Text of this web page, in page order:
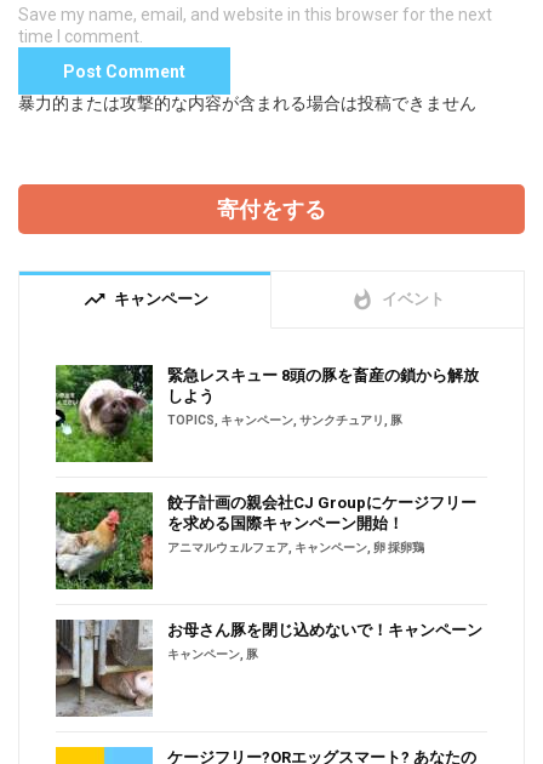
Save my name, email, and website in this browser for the next
time I comment.
暴力的または攻撃的な内容が含まれる場合は投稿できません
寄付をする
trending_up キャンペーン whatshot イベント
緊急レスキュー 8頭の豚を畜産の鎖から解放
しよう
TOPICS キャンペーン サンクチュアリ 豚
餃子計画の親会社CJ Groupにケージフリー
を求める国際キャンペーン開始！
アニマルウェルフェア キャンペーン 卵 採卵鶏
お母さん豚を閉じ込めないで！キャンペーン
キャンペーン 豚
ケージフリー?ORエッグスマート? あなたの